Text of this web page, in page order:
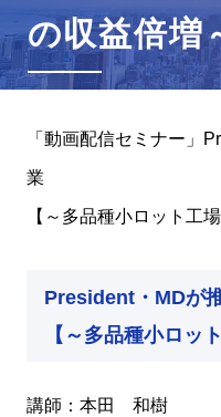
の収益倍増
「動画配信セミナー」
業
【～多品種小ロット工
President・MDが
【～多品種小ロッ
講師：本田 和樹